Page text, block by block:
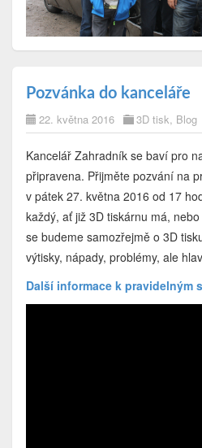
Pozvánka do kanceláře
22. května 2016 3D tisk, Blog
Kancelář Zahradník se baví pro
připravena. Přijměte pozvání na
v pátek 27. května 2016 od 17
každý, ať již 3D tiskárnu má,
se budeme samozřejmě o 3D
výtisky, nápady, problémy, ale
Další informace k pravidelným